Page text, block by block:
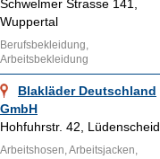
Schwelmer Strasse 141,
Wuppertal
Berufsbekleidung,
Arbeitsbekleidung
Blakläder Deutschland
GmbH
Hohfuhrstr. 42, Lüdenscheid
Arbeitshosen, Arbeitsjacken,